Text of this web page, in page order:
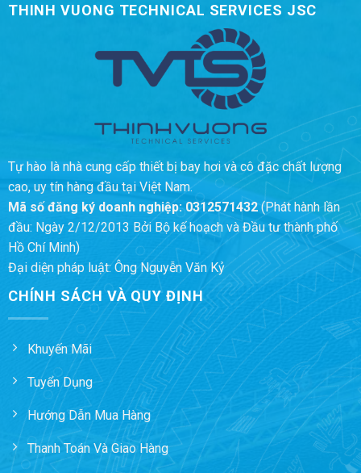
THINH VUONG TECHNICAL SERVICES JSC
Tự hào là nhà cung cấp thiết bị bay hơi và cô đặc chất lượng
cao, uy tín hàng đầu tại Việt Nam.
Mã số đăng ký doanh nghiệp: 0312571432(Phát hành lần
đầu: Ngày 2/12/2013 Bởi Bộ kế hoạch và Đầu tư thành phố
Hồ Chí Minh)
Đại diện pháp luật: Ông Nguyễn Văn Kỷ
CHÍNH SÁCH VÀ QUY ĐỊNH
Khuyến Mãi
Tuyển Dụng
Hướng Dẫn Mua Hàng
Thanh Toán Và Giao Hàng